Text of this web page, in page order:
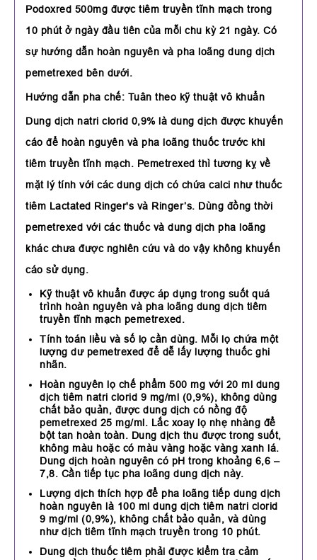
Podoxred 500mg được tiêm truyền tĩnh mạch trong
10 phút ở ngày đầu tiên của mỗi chu kỳ 21 ngày. Có
sự hướng dẫn hoàn nguyên và pha loãng dung dịch
pemetrexed bên dưới.
Hướng dẫn pha chế: Tuân theo kỹ thuật vô khuẩn
Dung dịch natri clorid 0,9% là dung dịch được khuyến
cáo để hoàn nguyên và pha loãng thuốc trước khi
tiêm truyền tĩnh mạch. Pemetrexed thì tương kỵ về
mặt lý tính với các dung dịch có chứa calci như thuốc
tiêm Lactated Ringer's và Ringer’s. Dùng đồng thời
pemetrexed với các thuốc và dung dịch pha loãng
khác chưa được nghiên cứu và do vậy không khuyến
cáo sử dụng.
Kỹ thuật vô khuẩn được áp dụng trong suốt quá
trình hoàn nguyên và pha loãng dung dịch tiêm
truyền tĩnh mạch pemetrexed.
Tính toán liều và số lọ cần dùng. Mỗi lọ chứa một
lượng dư pemetrexed để dễ lấy lượng thuốc ghi
nhãn.
Hoàn nguyên lọ chế phẩm 500 mg với 20 ml dung
dịch tiêm natri clorid 9 mg/ml (0,9%), không dùng
chất bảo quản, được dung dịch có nồng độ
pemetrexed 25 mg/ml. Lắc xoay lọ nhẹ nhàng để
bột tan hoàn toàn. Dung dịch thu được trong suốt,
không màu hoặc có màu vàng hoặc vàng xanh lá.
Dung dịch hoàn nguyên có pH trong khoảng 6,6 –
7,8. Cần tiếp tục pha loãng dung dịch này.
Lượng dịch thích hợp để pha loãng tiếp dung dịch
hoàn nguyên là 100 ml dung dịch tiêm natri clorid
9 mg/ml (0,9%), không chất bảo quản, và dùng
như dịch tiêm tĩnh mạch truyền trong 10 phút.
Dung dịch thuốc tiêm phải được kiểm tra cảm